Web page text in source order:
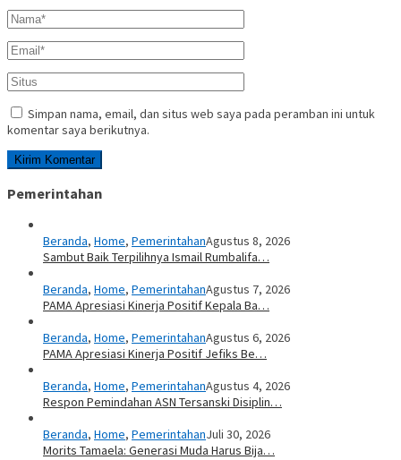
Simpan nama, email, dan situs web saya pada peramban ini untuk
komentar saya berikutnya.
Pemerintahan
Beranda, Home, PemerintahanAgustus 8, 2026
Sambut Baik Terpilihnya Ismail Rumbalifa…
Beranda, Home, PemerintahanAgustus 7, 2026
PAMA Apresiasi Kinerja Positif Kepala Ba…
Beranda, Home, PemerintahanAgustus 6, 2026
PAMA Apresiasi Kinerja Positif Jefiks Be…
Beranda, Home, PemerintahanAgustus 4, 2026
Respon Pemindahan ASN Tersanski Disiplin…
Beranda, Home, PemerintahanJuli 30, 2026
Morits Tamaela: Generasi Muda Harus Bija…